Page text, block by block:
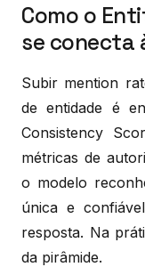
Como o
se conecta
Subir mention
de entidade é
Consistency
métricas de
o modelo
única e
resposta. Na
da pirâmide.